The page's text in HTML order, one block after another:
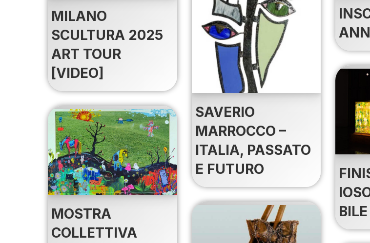
MILANO
SCULTURA 2025
ART TOUR
[VIDEO]
SAVERIO
MARROCCO –
ITALIA, PASSATO
E FUTURO
BILE
MOSTRA
COLLETTIVA